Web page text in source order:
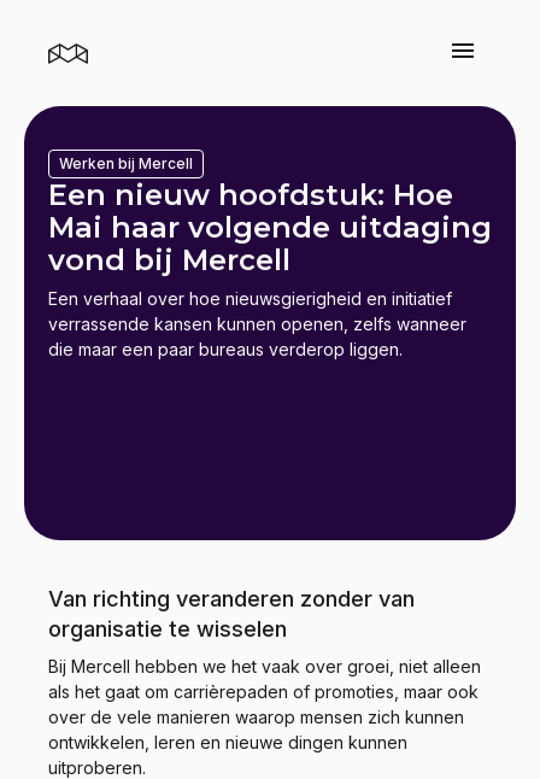
Werken bij Mercell
Een nieuw hoofdstuk: Hoe
Mai haar volgende uitdaging
vond bij Mercell
Een verhaal over hoe nieuwsgierigheid en initiatief
verrassende kansen kunnen openen, zelfs wanneer
die maar een paar bureaus verderop liggen.
Van richting veranderen zonder van
organisatie te wisselen
Bij Mercell hebben we het vaak over groei, niet alleen
als het gaat om carrièrepaden of promoties, maar ook
over de vele manieren waarop mensen zich kunnen
ontwikkelen, leren en nieuwe dingen kunnen
uitproberen.